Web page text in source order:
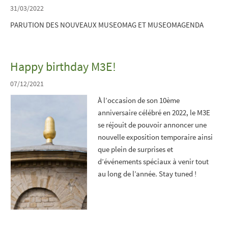
31/03/2022
PARUTION DES NOUVEAUX MUSEOMAG ET MUSEOMAGENDA
Happy birthday M3E!
07/12/2021
À l’occasion de son 10ème
anniversaire célébré en 2022, le M3E
se réjouit de pouvoir annoncer une
nouvelle exposition temporaire ainsi
que plein de surprises et
d’événements spéciaux à venir tout
au long de l’année. Stay tuned !